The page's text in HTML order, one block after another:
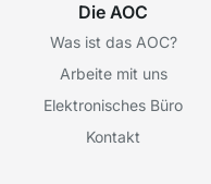
Die AOC
Was ist das AOC?
Arbeite mit uns
Elektronisches Büro
Kontakt